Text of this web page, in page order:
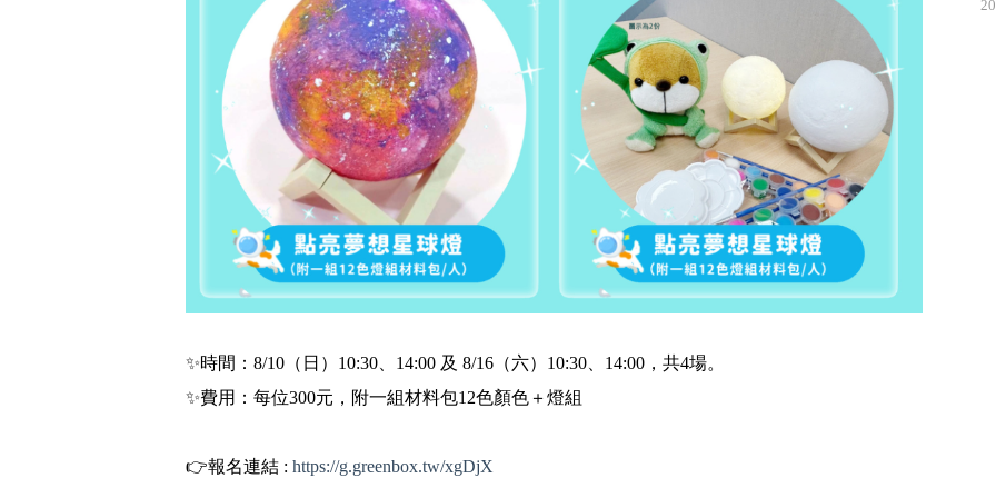
✨時間：8/10（日）10:30、14:00 及 8/16（六）10:30、14:00，共4場。
✨費用：每位300元，附一組材料包12色顏色＋燈組
👉報名連結 : https://g.greenbox.tw/xgDjX